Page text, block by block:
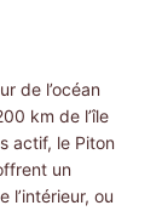
de l’océan
km de l’île
actif, le Piton
un
l’intérieur, ou